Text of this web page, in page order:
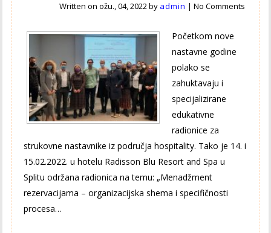
Written onožu., 04, 2022by admin |No Comments
Početkom nove
nastavne godine
polako se
zahuktavaju i
specijalizirane
edukativne
radionice za
strukovne nastavnike iz područja hospitality. Tako je 14. i
15.02.2022. u hotelu Radisson Blu Resort and Spa u
Splitu održana radionica na temu: „Menadžment
rezervacijama – organizacijska shema i specifičnosti
procesa…